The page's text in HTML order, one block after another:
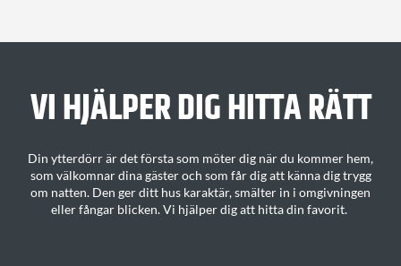
VI HJÄLPER DIG HITTARÄTT
Din ytterdörr är det första som möter dig när du kommer hem,
som välkomnar dina gäster och som får dig att känna dig trygg
om natten. Den ger ditt hus karaktär, smälter in i omgivningen
eller fångar blicken.Vi hjälper dig att hitta din favorit.